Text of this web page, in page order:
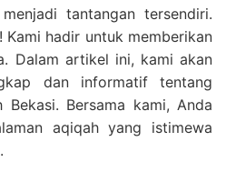
tantangan tersendiri.
Kami hadir untuk memberikan
Dalam artikel ini, kami akan
dan informatif tentang
Bersama kami, Anda
aqiqah yang istimewa